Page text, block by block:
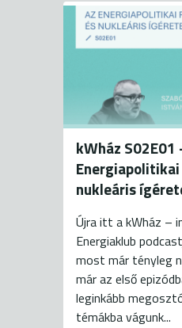
kWház S02E01
nukleáris
Újra itt a kWház –
Energiaklub
most már tényleg
már az első
leginkább
témákba vágunk...